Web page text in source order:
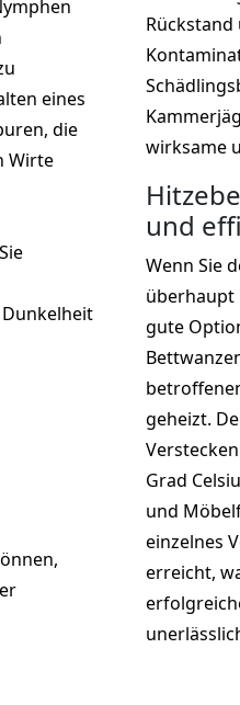
eines
die
Wirte
Dunkelheit
wirksame
und
Wenn Sie
überhaupt
gute
geheizt.
Grad
und
einzelnes
erreicht,